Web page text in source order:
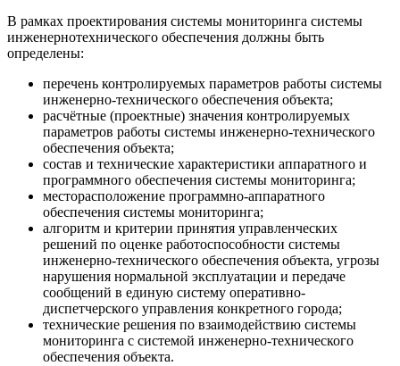
В рамках проектирования системы мониторинга системы
инженернотехнического обеспечения должны быть
определены:
перечень контролируемых параметров работы системы
инженерно-технического обеспечения объекта;
расчётные (проектные) значения контролируемых
параметров работы системы инженерно-технического
обеспечения объекта;
состав и технические характеристики аппаратного и
программного обеспечения системы мониторинга;
месторасположение программно-аппаратного
обеспечения системы мониторинга;
алгоритм и критерии принятия управленческих
решений по оценке работоспособности системы
инженерно-технического обеспечения объекта, угрозы
нарушения нормальной эксплуатации и передаче
сообщений в единую систему оперативно-
диспетчерского управления конкретного города;
технические решения по взаимодействию системы
мониторинга с системой инженерно-технического
обеспечения объекта.